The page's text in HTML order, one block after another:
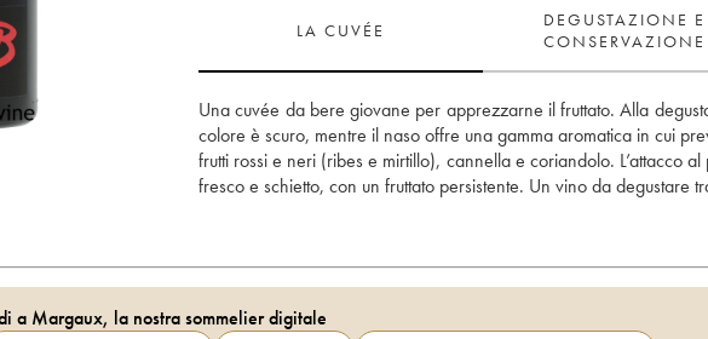
LA CUVÉE
DEGUSTAZIONE E
CONSERVAZIONE
Una cuvée da bere giovane per apprezzarne il fruttato. Alla
colore è scuro, mentre il naso offre una gamma aromatica in cui
frutti rossi e neri (ribes e mirtillo), cannella e coriandolo. L’attacco al
fresco e schietto, con un fruttato persistente. Un vino da degustare
a Margaux, la nostra sommelier digitale